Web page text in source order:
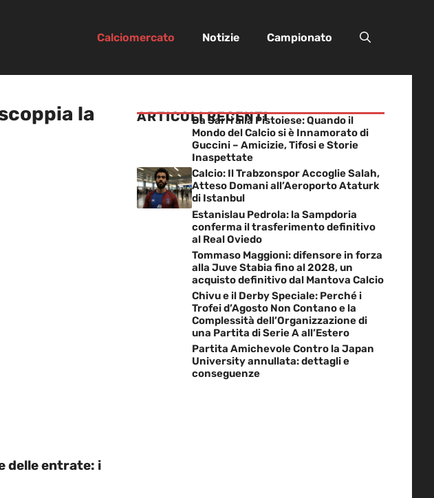
Calciomercato Notizie Campionato
la
delle entrate: i
ARTICOLI RECENTI
Da Sarri alla Pistoiese: Quando il
Mondo del Calcio si è Innamorato di
Guccini – Amicizie, Tifosi e Storie
Inaspettate
Calcio: Il Trabzonspor Accoglie Salah,
Atteso Domani all’Aeroporto Ataturk
di Istanbul
Estanislau Pedrola: la Sampdoria
conferma il trasferimento definitivo
al Real Oviedo
Tommaso Maggioni: difensore in forza
alla Juve Stabia fino al 2028, un
acquisto definitivo dal Mantova Calcio
Chivu e il Derby Speciale: Perché i
Trofei d’Agosto Non Contano e la
Complessità dell’Organizzazione di
una Partita di Serie A all’Estero
Partita Amichevole Contro la Japan
University annullata: dettagli e
conseguenze